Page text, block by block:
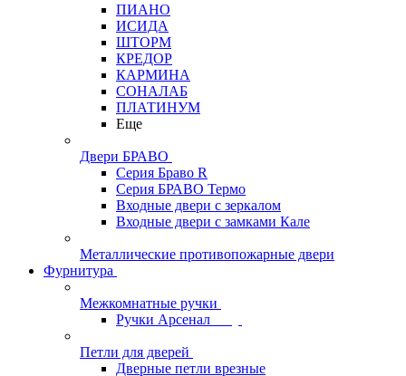
ПИАНО
ИСИДА
ШТОРМ
КРЕДОР
КАРМИНА
СОНАЛАБ
ПЛАТИНУМ
Еще
Двери БРАВО
Серия Браво R
Серия БРАВО Термо
Входные двери с зеркалом
Входные двери с замками Кале
Металлические противопожарные двери
Фурнитура
Межкомнатные ручки
Ручки Арсенал
Петли для дверей
Дверные петли врезные